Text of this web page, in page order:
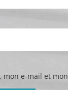
mon e-mail et